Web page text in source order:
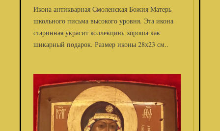
Икона антикварная Смоленская Божия Матерь
школьного письма высокого уровня. Эта икона
старинная украсит коллекцию, хороша как
шикарный подарок. Размер иконы 28х23 см..